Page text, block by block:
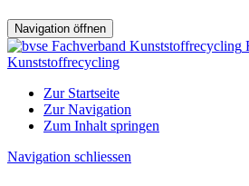
Navigation öffnen
Kunststoffrecycling
Zur Startseite
Zur Navigation
Zum Inhalt springen
Navigation schliessen